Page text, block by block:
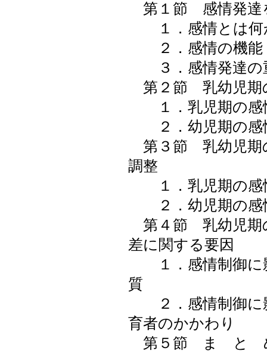
第１節 感情発達
１．感情とは何
２．感情の機能
３．感情発達
第２節 乳幼児期
１．乳児期の感
２．幼児期の感
第３節 乳幼児期
調整
１．乳児期の感
２．幼児期の感
第４節 乳幼児期
差に関する要因
１．感情制御に
質
２．感情制御に
育者のかかわり
第５節 ま と